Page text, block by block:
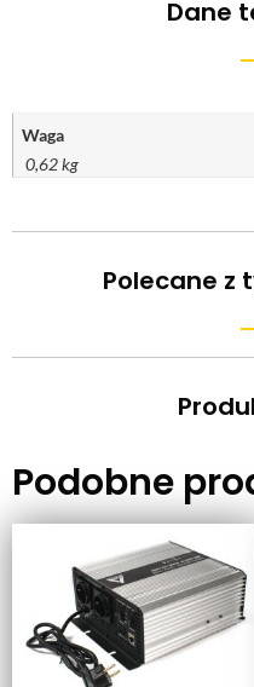
Dane
Waga
0,62 kg
Polecane z
Podobne